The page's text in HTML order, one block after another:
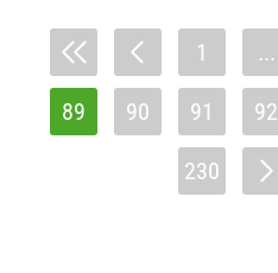
1 ...
89 90 91 92
230